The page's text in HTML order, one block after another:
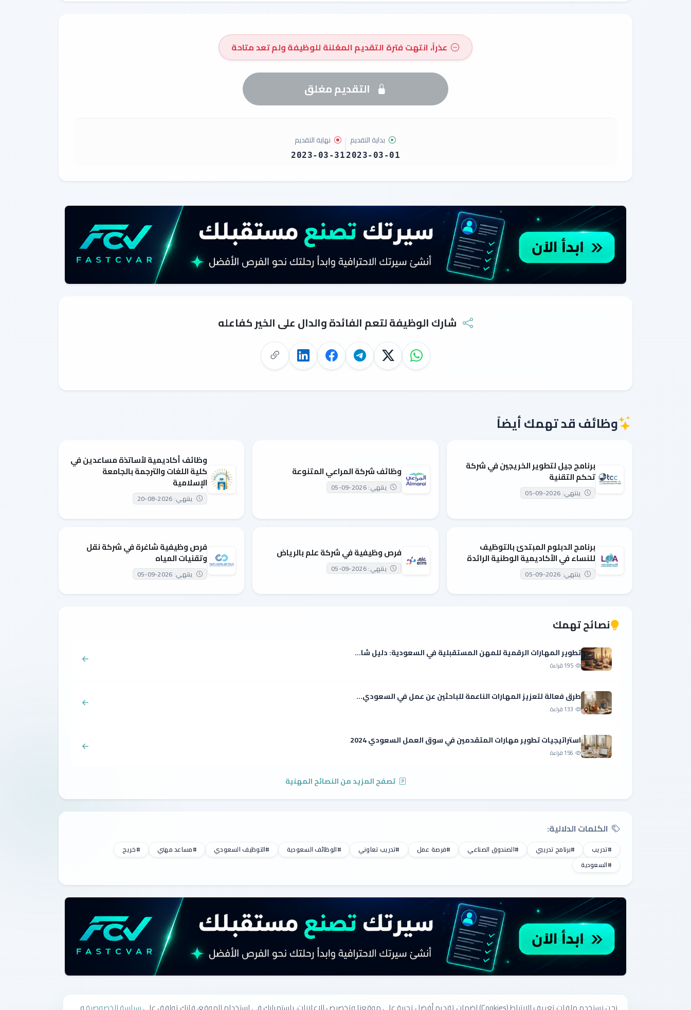
عذراً، انتهت فترة التقديم المعُلنة للوظيفة ولم تعد متاحة
التقديم مغلق
بداية التقديم
2023-03-01
نهاية التقديم
2023-03-31
شارك الوظيفة لتعم الفائدة والدال على الخير كفاعله
وظائف قد تهمك أيضاً
برنامج جيل لتطوير الخريجين في شركة
تحكم التقنية
ينتهي: 2026-09-05
وظائف شركة المراعي المتنوعة
ينتهي: 2026-09-05
وظائف أكاديمية لأساتذة مساعدين في
كلية اللغات والترجمة بالجامعة
الإسلامية
ينتهي: 2026-08-20
برنامج الدبلوم المبتدئ بالتوظيف
للنساء في الأكاديمية الوطنية الرائدة
ينتهي: 2026-09-05
فرص وظيفية في شركة علم بالرياض
ينتهي: 2026-09-05
فرص وظيفية شاغرة في شركة نقل
وتقنيات المياه
ينتهي: 2026-09-05
نصائح تهمك
تطوير المهارات الرقمية للمهن المستقبلية في السعودية: دليل شا...
195 قراءة
طرق فعالة لتعزيز المهارات الناعمة للباحثين عن عمل في السعودي...
133 قراءة
استراتيجيات تطوير مهارات المتقدمين في سوق العمل السعودي 2024
156 قراءة
تصفح المزيد من النصائح المهنية
الكلمات الدلالية:
#تدريب #برنامج تدريبي #الصندوق الصناعي #فرصة عمل #تدريب تعاوني #الوظائف السعودية #التوظيف السعودي #مساعد مهني
#خريج
#السعودية